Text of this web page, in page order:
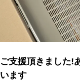
ご支援頂きました!
います